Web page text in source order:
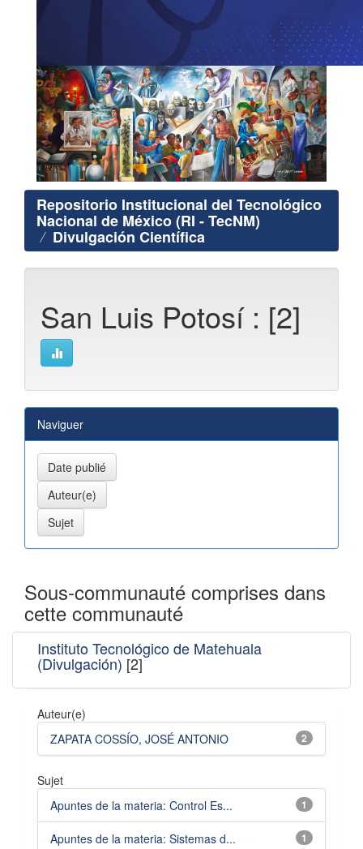
Repositorio Institucional del Tecnológico
Nacional de México (RI - TecNM)
Divulgación Científica
San Luis Potosí : [2]
Naviguer
Sous-communauté comprises dans
cette communauté
Instituto Tecnológico de Matehuala
(Divulgación) [2]
Auteur(e)
2
ZAPATA COSSÍO, JOSÉ ANTONIO
Sujet
1
Apuntes de la materia: Control Es...
1
Apuntes de la materia: Sistemas d...